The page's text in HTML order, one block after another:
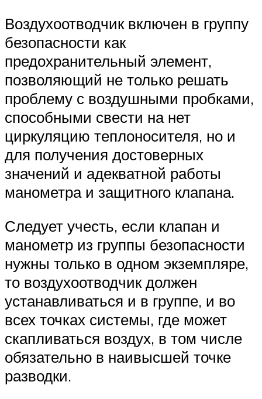
Воздухоотводчик включен в группу
безопасности как
предохранительный элемент,
позволяющий не только решать
проблему с воздушными пробками,
способными свести на нет
циркуляцию теплоносителя, но и
для получения достоверных
значений и адекватной работы
манометра и защитного клапана.
Следует учесть, если клапан и
манометр из группы безопасности
нужны только в одном экземпляре,
то воздухоотводчик должен
устанавливаться и в группе, и во
всех точках системы, где может
скапливаться воздух, в том числе
обязательно в наивысшей точке
разводки.